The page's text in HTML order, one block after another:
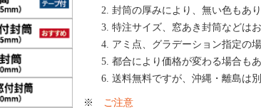
封筒の厚みにより、無い色もあり
特注サイズ、窓あき封筒などは
アミ点、グラデーション指定の
都合により価格が変わる場合もあ
送料無料ですが、沖縄・離島は
※ ご注意